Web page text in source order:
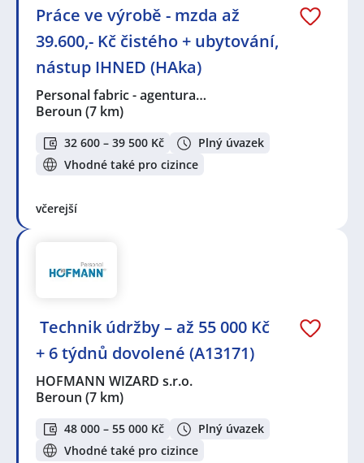
Práce ve výrobě - mzda až
39.600,- Kč čistého + ubytování,
nástup IHNED (HAka)
Personal fabric - agentura…
Beroun (7 km)
32 600 – 39 500 Kč
Plný úvazek
Vhodné také pro cizince
včerejší
️ Technik údržby – až 55 000 Kč
+ 6 týdnů dovolené (A13171)
HOFMANN WIZARD s.r.o.
Beroun (7 km)
48 000 – 55 000 Kč
Plný úvazek
Vhodné také pro cizince